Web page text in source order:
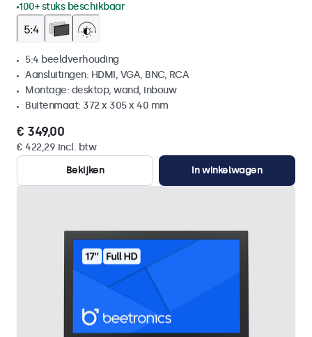
100+ stuks beschikbaar
5:4 beeldverhouding
Aansluitingen: HDMI, VGA, BNC, RCA
Montage: desktop, wand, inbouw
Buitenmaat: 372 x 305 x 40 mm
€ 349,00
€ 422,29 incl. btw
Bekijken
In winkelwagen